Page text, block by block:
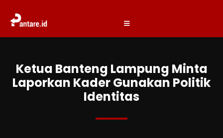
Ketua Banteng Lampung Minta
Laporkan Kader Gunakan Politik
Identitas